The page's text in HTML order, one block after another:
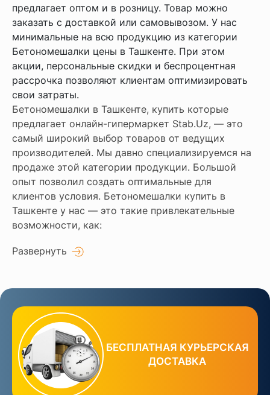
предлагает оптом и в розницу. Товар можно
заказать с доставкой или самовывозом. У нас
минимальные на всю продукцию из категории
Бетономешалки цены в Ташкенте. При этом
акции, персональные скидки и беспроцентная
рассрочка позволяют клиентам оптимизировать
свои затраты.
Бетономешалки в Ташкенте, купить которые
предлагает онлайн-гипермаркет Stab.Uz, — это
самый широкий выбор товаров от ведущих
производителей. Мы давно специализируемся на
продаже этой категории продукции. Большой
опыт позволил создать оптимальные для
клиентов условия. Бетономешалки купить в
Ташкенте у нас — это такие привлекательные
возможности, как:
Развернуть
БЕСПЛАТНАЯ КУРЬЕРСКАЯ
ДОСТАВКА